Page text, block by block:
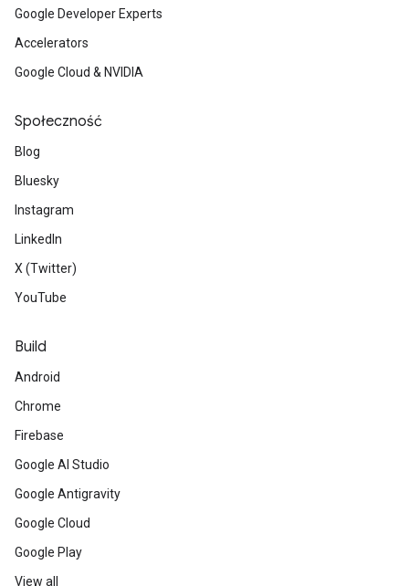
Google Developer Experts
Accelerators
Google Cloud & NVIDIA
Społeczność
Blog
Bluesky
Instagram
LinkedIn
X (Twitter)
YouTube
Build
Android
Chrome
Firebase
Google AI Studio
Google Antigravity
Google Cloud
Google Play
View all